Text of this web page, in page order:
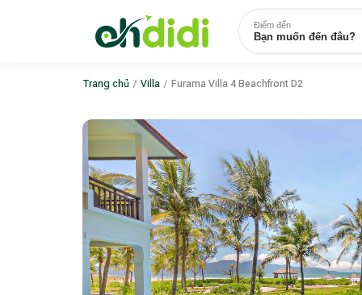
Điểm đến
Bạn muốn đến đâu?
Trang chủ / Villa / Furama Villa 4 Beachfront D2